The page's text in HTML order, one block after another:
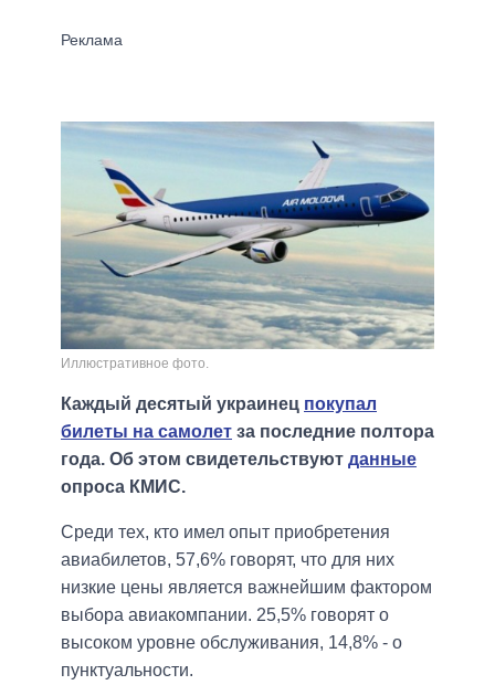
Иллюстративное фото.
Каждый десятый украинец покупал
билеты на самолет за последние полтора
года. Об этом свидетельствуют данные
опроса КМИС.
Среди тех, кто имел опыт приобретения
авиабилетов, 57,6% говорят, что для них
низкие цены является важнейшим фактором
выбора авиакомпании. 25,5% говорят о
высоком уровне обслуживания, 14,8% - о
пунктуальности.